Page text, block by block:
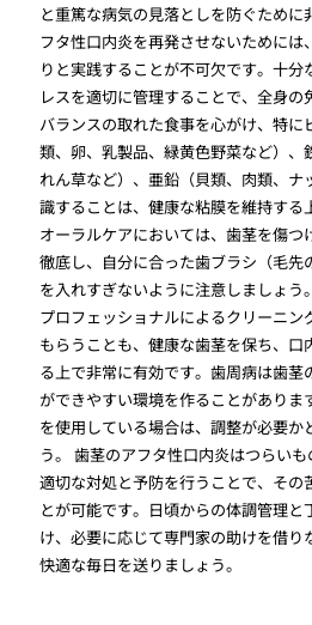
と重篤な病気の見落としを防ぐために
フタ性口内炎を再発させないために
りと実践することが不可欠です。十分
レスを適切に管理することで、全身の
バランスの取れた食事を心がけ、特に
類、卵、乳製品、緑黄色野菜など）、
れん草など）、亜鉛（貝類、肉類、
識することは、健康な粘膜を維持する
オーラルケアにおいては、歯茎を傷つ
徹底し、自分に合った歯ブラシ（毛先
を入れすぎないように注意しましょう
プロフェッショナルによるクリーニン
もらうことも、健康な歯茎を保ち、口
る上で非常に有効です。歯周病は歯茎
ができやすい環境を作ることがあり
を使用している場合は、調整が必要か
う。 歯茎のアフタ性口内炎はつらいも
適切な対処と予防を行うことで、その
とが可能です。日頃からの体調管理
け、必要に応じて専門家の助けを借り
快適な毎日を送りましょう。